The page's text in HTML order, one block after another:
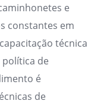
e
constantes em
técnica
de
é
de